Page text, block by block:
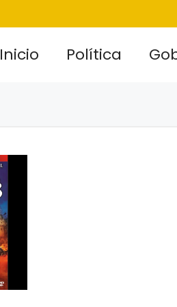
Inicio Política